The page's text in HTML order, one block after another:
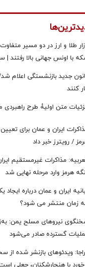
طلا و ارز در دو مسیر
با اونس جهانی بالا رفتند |
کنند
متن اولیۀ طرح
/ رویترز خبر داد
مذاکرات غیرمستقیم
هرمز وارد مرحله نهایی شد
ایران و عمان درباره
زمان منتشر می شود؟
نیروهای مسلح یمن:
گسترده صادر می‌شود
ویدئوهای بازنشر شده
با هنجارشکنان، جعلی